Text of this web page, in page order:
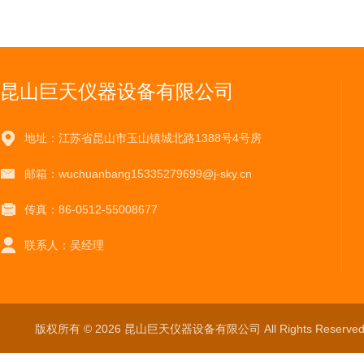
昆山巨天仪器设备有限公司
地址：江苏省昆山市玉山镇城北路1388号4号房
邮箱：wuchuanbang15335279699@j-sky.cn
传真：86-0512-55008677
联系人：吴经理
版权所有 © 2026 昆山巨天仪器设备有限公司 All Rights